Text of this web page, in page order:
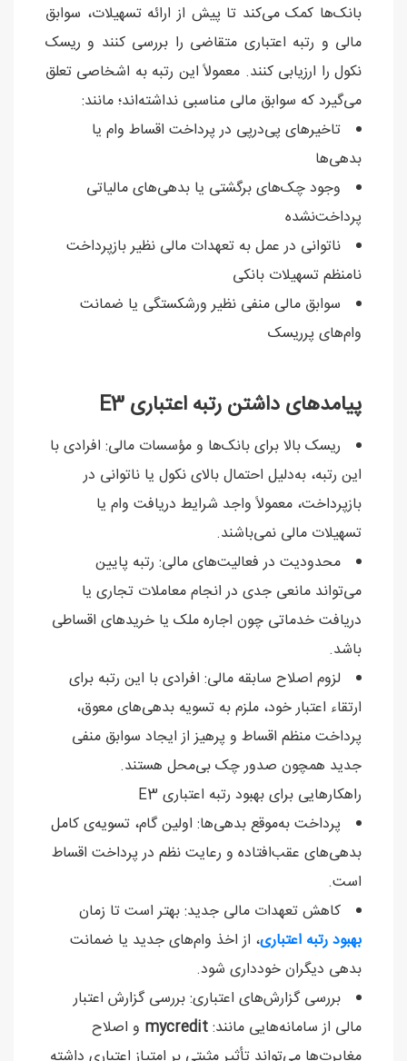
بانک‌ها کمک می‌کند تا پیش از ارائه تسهیلات، سوابق
مالی و رتبه اعتباری متقاضی را بررسی کنند و ریسک
نکول را ارزیابی کنند. معمولاً این رتبه به اشخاصی تعلق
می‌گیرد که سوابق مالی مناسبی نداشته‌اند؛ مانند:
تاخیرهای پی‌درپی در پرداخت اقساط وام یا
بدهی‌ها
وجود چک‌های برگشتی یا بدهی‌های مالیاتی
پرداخت‌نشده
ناتوانی در عمل به تعهدات مالی نظیر بازپرداخت
نامنظم تسهیلات بانکی
سوابق مالی منفی نظیر ورشکستگی یا ضمانت
وام‌های پرریسک
پیامدهای داشتن رتبه اعتباری E3
ریسک بالا برای بانک‌ها و مؤسسات مالی: افرادی با
این رتبه، به‌دلیل احتمال بالای نکول یا ناتوانی در
بازپرداخت، معمولاً واجد شرایط دریافت وام یا
تسهیلات مالی نمی‌باشند.
محدودیت در فعالیت‌های مالی: رتبه پایین
می‌تواند مانعی جدی در انجام معاملات تجاری یا
دریافت خدماتی چون اجاره ملک یا خریدهای اقساطی
باشد.
لزوم اصلاح سابقه مالی: افرادی با این رتبه برای
ارتقاء اعتبار خود، ملزم به تسویه بدهی‌های معوق،
پرداخت منظم اقساط و پرهیز از ایجاد سوابق منفی
جدید همچون صدور چک بی‌محل هستند.
راهکارهایی برای بهبود رتبه اعتباری E3
پرداخت به‌موقع بدهی‌ها: اولین گام، تسویه‌ی کامل
بدهی‌های عقب‌افتاده و رعایت نظم در پرداخت اقساط
است.
کاهش تعهدات مالی جدید: بهتر است تا زمان
بهبود رتبه اعتباری، از اخذ وام‌های جدید یا ضمانت
بدهی دیگران خودداری شود.
بررسی گزارش‌های اعتباری: بررسی گزارش اعتبار
مالی از سامانه‌هایی مانند:mycredit و اصلاح